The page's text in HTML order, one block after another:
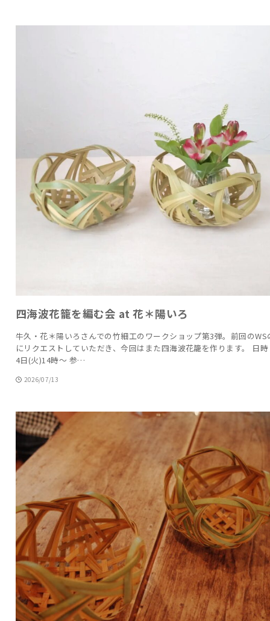
四海波花籠を編む会 at 花＊陽いろ
牛久・花＊陽いろさんでの竹細工のワークショップ第3弾。前回のWS
にリクエストしていただき、今回はまた四海波花籠を作ります。 日
4日(火)14時～ 参…
2026/07/13